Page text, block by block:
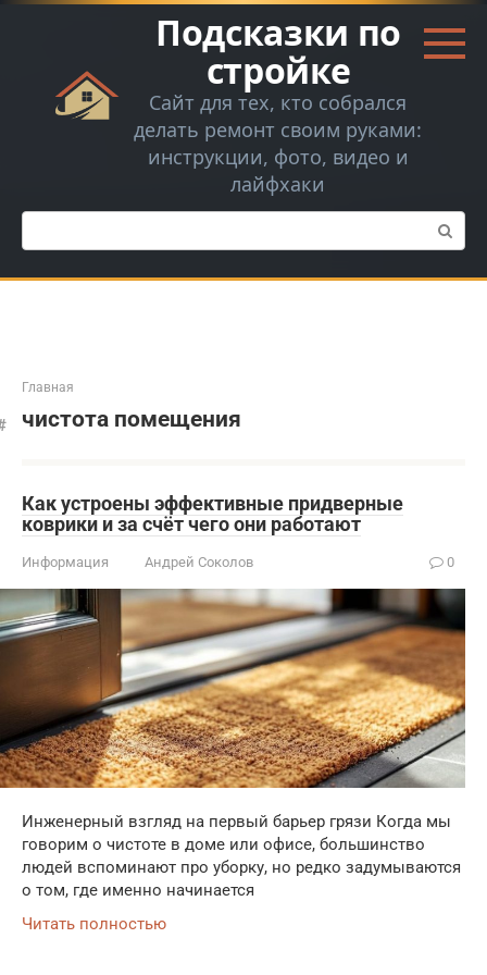
Перейти
Подсказки по
стройке
Сайт для тех, кто собрался
делать ремонт своим руками:
инструкции, фото, видео и
лайфхаки
Поиск:
Главная
чистота помещения
Как устроены эффективные придверные
коврики и за счёт чего они работают
Информация Андрей Соколов 0
Инженерный взгляд на первый барьер грязи Когда мы
говорим о чистоте в доме или офисе, большинство
людей вспоминают про уборку, но редко задумываются
о том, где именно начинается
Читать полностью